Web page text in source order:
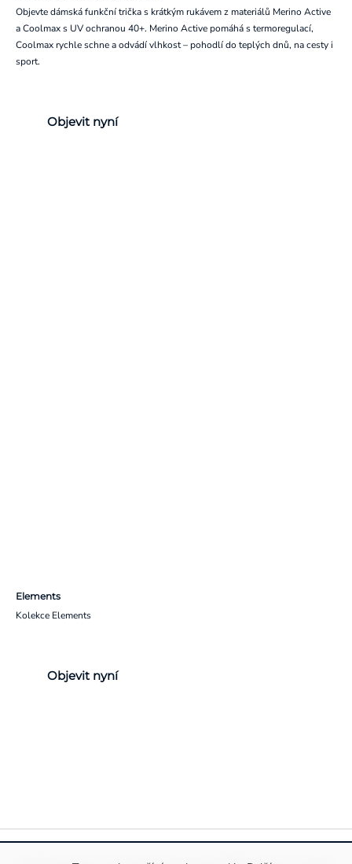
Objevte dámská funkční trička s krátkým rukávem z materiálů Merino Active
a Coolmax s UV ochranou 40+. Merino Active pomáhá s termoregulací,
Coolmax rychle schne a odvádí vlhkost – pohodlí do teplých dnů, na cesty i
sport.
Objevit nyní
Elements
Kolekce Elements
Objevit nyní